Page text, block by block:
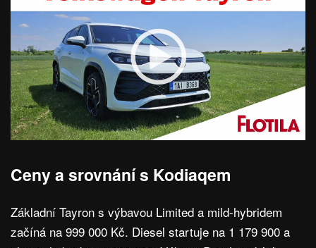
Ceny a srovnání s Kodiaqem
Základní Tayron s výbavou Limited a mild-hybridem
začíná na 999 000 Kč. Diesel startuje na 1 179 900 a